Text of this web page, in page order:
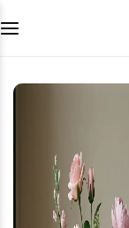
Ekonomik Paket
Çakıl Taşı